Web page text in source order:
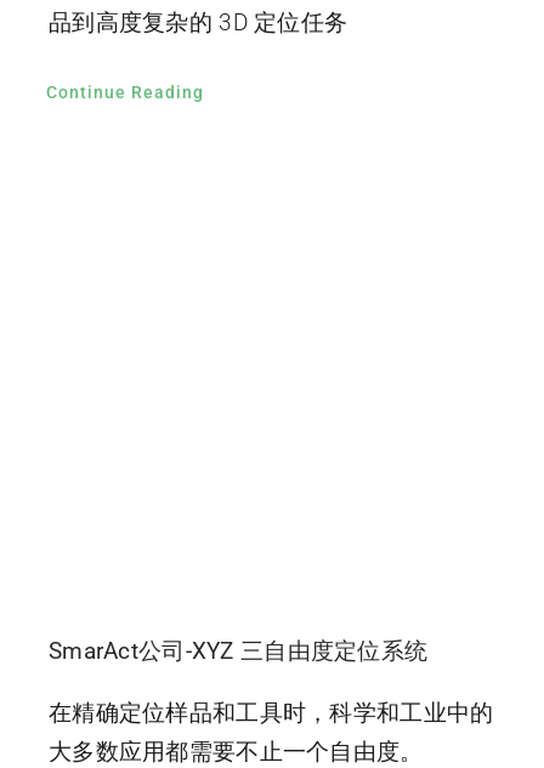
品到高度复杂的 3D 定位任务
Continue Reading
SmarAct公司-XYZ 三自由度定位系统
在精确定位样品和工具时，科学和工业中的
大多数应用都需要不止一个自由度。